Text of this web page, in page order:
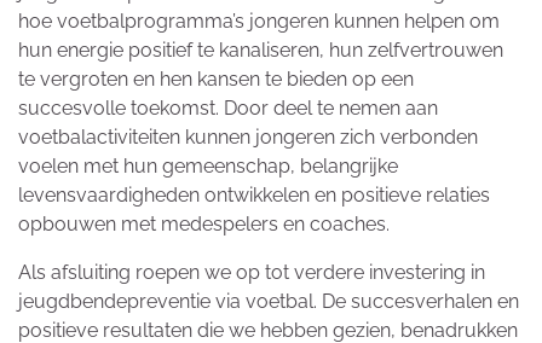
hoe voetbalprogramma’s jongeren kunnen helpen om
hun energie positief te kanaliseren, hun zelfvertrouwen
te vergroten en hen kansen te bieden op een
succesvolle toekomst. Door deel te nemen aan
voetbalactiviteiten kunnen jongeren zich verbonden
voelen met hun gemeenschap, belangrijke
levensvaardigheden ontwikkelen en positieve relaties
opbouwen met medespelers en coaches.
Als afsluiting roepen we op tot verdere investering in
jeugdbendepreventie via voetbal. De succesverhalen en
positieve resultaten die we hebben gezien, benadrukken